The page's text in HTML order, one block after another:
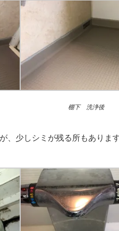
棚下 洗浄後
、少しシミが残る所もありま